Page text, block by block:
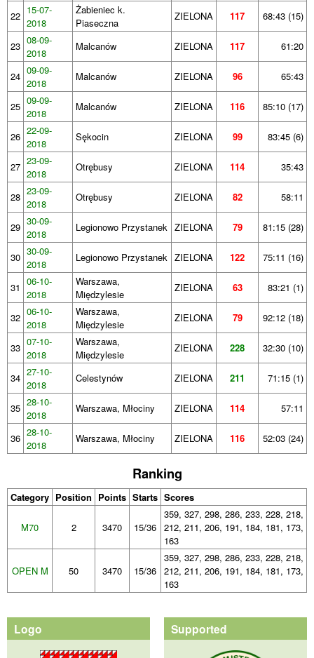
22 15-07-
2018
Żabieniec k.
Piaseczna
ZIELONA 117 68:43 (15)
23 08-09-
2018
Malcanów ZIELONA 117 61:20
24 09-09-
2018
Malcanów ZIELONA 96 65:43
25 09-09-
2018
Malcanów ZIELONA 116 85:10 (17)
26 22-09-
2018
Sękocin ZIELONA 99 83:45 (6)
27 23-09-
2018
Otrębusy ZIELONA 114 35:43
28 23-09-
2018
Otrębusy ZIELONA 82 58:11
29 30-09-
2018
Legionowo Przystanek ZIELONA 79 81:15 (28)
30 30-09-
2018
Legionowo Przystanek ZIELONA 122 75:11 (16)
31 06-10-
2018
Warszawa,
Międzylesie
ZIELONA 63 83:21 (1)
32 06-10-
2018
Warszawa,
Międzylesie
ZIELONA 79 92:12 (18)
33 07-10-
2018
Warszawa,
Międzylesie
ZIELONA 228 32:30 (10)
34 27-10-
2018
Celestynów ZIELONA 211 71:15 (1)
35 28-10-
2018
Warszawa, Młociny ZIELONA 114 57:11
36 28-10-
2018
Warszawa, Młociny ZIELONA 116 52:03 (24)
Ranking
Category Position Points Starts Scores
M70 2 3470 15/36
359, 327, 298, 286, 233, 228, 218,
212, 211, 206, 191, 184, 181, 173,
163
OPEN M 50 3470 15/36
359, 327, 298, 286, 233, 228, 218,
212, 211, 206, 191, 184, 181, 173,
163
Logo Supported